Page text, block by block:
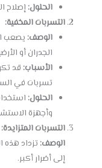
الحلول:إصلاح
التسربات المخفية:
الوصف:يصعب
الجدران أو
الأسباب:قد
تسربات في
الحلول:
وأجهزة
التسربات المتزايدة:
الوصف:تزداد هذه
إلى أضرار أكبر.